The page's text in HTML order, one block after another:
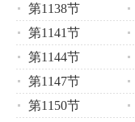
第1138节
第1141节
第1144节
第1147节
第1150节